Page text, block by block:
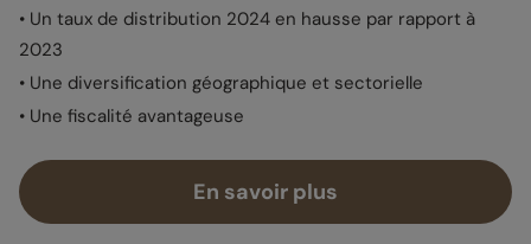
• Un taux de distribution 2024 en hausse par rapport à
2023
• Une diversification géographique et sectorielle
• Une fiscalité avantageuse
En savoir plus